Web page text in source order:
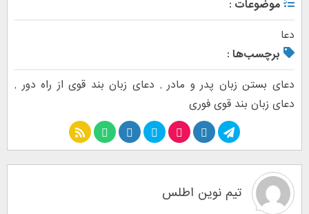
موضوعات :
دعا
برچسب‌ها :
دعای بستن زبان پدر و مادر, دعای زبان بند قوی از راه دور ,
دعای زبان بند قوی فوری
تیم نوین اطلس